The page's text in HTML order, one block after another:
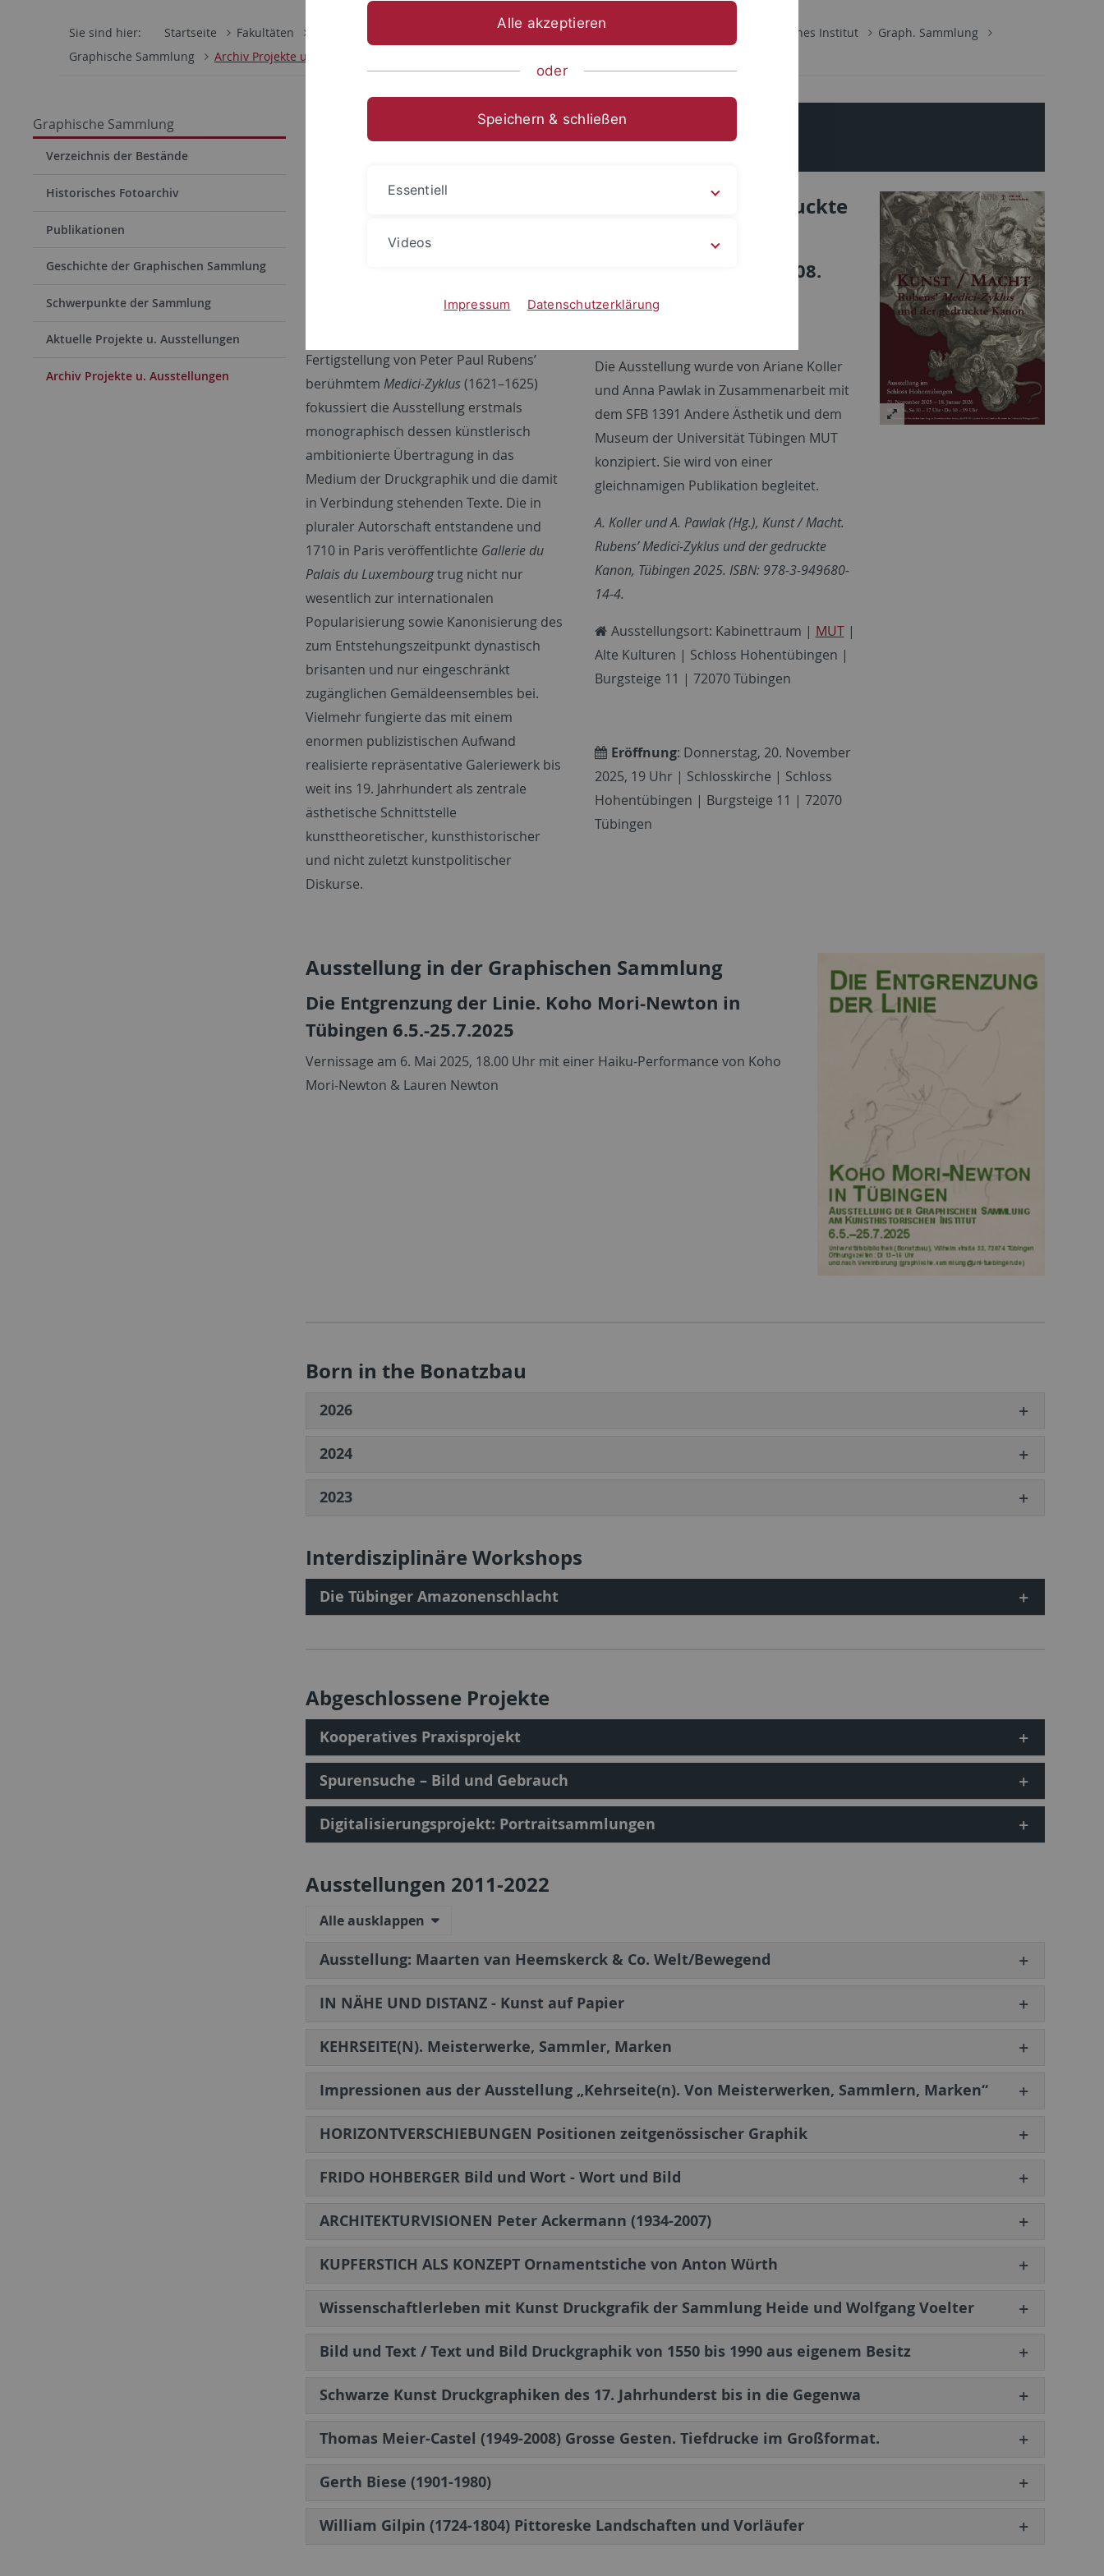
Sie sind hier: Startseite Fakultäten Altertums- und Kunstwissenschaften Kunsthistorisches Institut
Graph. Sammlung
Graphische Sammlung
Archiv Projekte u. Ausstellungen
Graphische Sammlung
Verzeichnis der Bestände
Historisches Fotoarchiv
Publikationen
Geschichte der Graphischen Sammlung
Schwerpunkte der Sammlung
Aktuelle Projekte u. Ausstellungen
Archiv Projekte u. Ausstellungen
Archiv Projekte und Ausstellungen
Kunst/Macht. Rubens' Medici-Zyklus und der gedruckte
21. November 2025 bis 18. Januar 2026 (verlängert bis 08.
Fertigstellung von Peter Paul Rubens’
berühmtem Medici-Zyklus(1621–1625)
fokussiert die Ausstellung erstmals
monographisch dessen künstlerisch
ambitionierte Übertragung in das
Medium der Druckgraphik und die damit
in Verbindung stehenden Texte. Die in
pluraler Autorschaft entstandene und
1710 in Paris veröffentlichte Gallerie du
Palais du Luxembourgtrug nicht nur
wesentlich zur internationalen
Popularisierung sowie Kanonisierung des
zum Entstehungszeitpunkt dynastisch
brisanten und nur eingeschränkt
zugänglichen Gemäldeensembles bei.
Vielmehr fungierte das mit einem
enormen publizistischen Aufwand
realisierte repräsentative Galeriewerk bis
weit ins 19. Jahrhundert als zentrale
ästhetische Schnittstelle
kunsttheoretischer, kunsthistorischer
und nicht zuletzt kunstpolitischer
Diskurse.
Die Ausstellung wurde von Ariane Koller
und Anna Pawlak in Zusammenarbeit mit
dem SFB 1391 Andere Ästhetik und dem
Museum der Universität Tübingen MUT
konzipiert. Sie wird von einer
gleichnamigen Publikation begleitet.
A. Koller und A. Pawlak (Hg.), Kunst / Macht.
Rubens’ Medici-Zyklus und der gedruckte
Kanon, Tübingen 2025. ISBN: 978-3-949680-
14-4.
Ausstellungsort: Kabinettraum | MUT|
Alte Kulturen | Schloss Hohentübingen |
Burgsteige 11 | 72070 Tübingen
Eröffnung: Donnerstag, 20. November
2025, 19 Uhr | Schlosskirche | Schloss
Hohentübingen | Burgsteige 11 | 72070
Tübingen
Ausstellung in der Graphischen Sammlung
Die Entgrenzung der Linie. Koho Mori-Newton in
Tübingen 6.5.-25.7.2025
Vernissage am 6. Mai 2025, 18.00 Uhr mit einer Haiku-Performance von Koho
Mori-Newton & Lauren Newton
Born in the Bonatzbau
2026
2024
2023
Interdisziplinäre Workshops
Die Tübinger Amazonenschlacht
Abgeschlossene Projekte
Kooperatives Praxisprojekt
Spurensuche – Bild und Gebrauch
Digitalisierungsprojekt: Portraitsammlungen
Ausstellungen 2011-2022
Alle ausklappen
Ausstellung: Maarten van Heemskerck & Co. Welt/Bewegend
IN NÄHE UND DISTANZ - Kunst auf Papier
KEHRSEITE(N). Meisterwerke, Sammler, Marken
Impressionen aus der Ausstellung „Kehrseite(n). Von Meisterwerken, Sammlern, Marken“
HORIZONTVERSCHIEBUNGEN Positionen zeitgenössischer Graphik
FRIDO HOHBERGER Bild und Wort - Wort und Bild
ARCHITEKTURVISIONEN Peter Ackermann (1934-2007)
KUPFERSTICH ALS KONZEPT Ornamentstiche von Anton Würth
Wissenschaftlerleben mit Kunst Druckgrafik der Sammlung Heide und Wolfgang Voelter
Bild und Text / Text und Bild Druckgraphik von 1550 bis 1990 aus eigenem Besitz
Schwarze Kunst Druckgraphiken des 17. Jahrhunderst bis in die Gegenwa
Thomas Meier-Castel (1949-2008) Grosse Gesten. Tiefdrucke im Großformat.
Gerth Biese (1901-1980)
William Gilpin (1724-1804) Pittoreske Landschaften und Vorläufer
Alle akzeptieren
oder
Speichern & schließen
Essentiell
Videos
Impressum Datenschutzerklärung